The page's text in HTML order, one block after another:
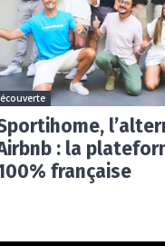
: la
française